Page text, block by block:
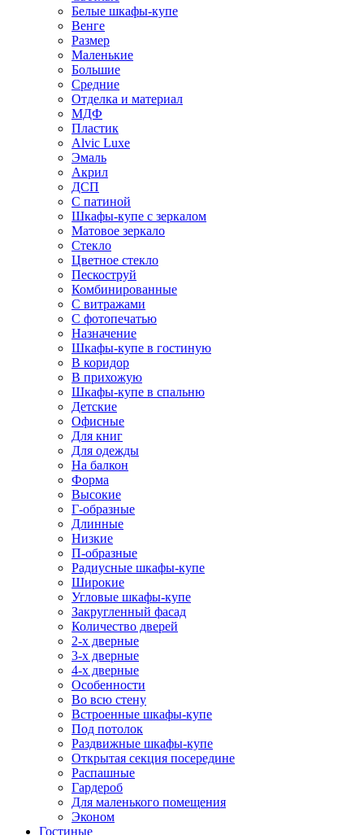
Белые шкафы-купе
Венге
Размер
Маленькие
Большие
Средние
Отделка и материал
МДФ
Пластик
Alvic Luxe
Эмаль
Акрил
ДСП
С патиной
Шкафы-купе с зеркалом
Матовое зеркало
Стекло
Цветное стекло
Пескоструй
Комбинированные
С витражами
С фотопечатью
Назначение
Шкафы-купе в гостиную
В коридор
В прихожую
Шкафы-купе в спальню
Детские
Офисные
Для книг
Для одежды
На балкон
Форма
Высокие
Г-образные
Длинные
Низкие
П-образные
Радиусные шкафы-купе
Широкие
Угловые шкафы-купе
Закругленный фасад
Количество дверей
2-х дверные
3-х дверные
4-х дверные
Особенности
Во всю стену
Встроенные шкафы-купе
Под потолок
Раздвижные шкафы-купе
Открытая секция посередине
Распашные
Гардероб
Для маленького помещения
Эконом
Гостиные